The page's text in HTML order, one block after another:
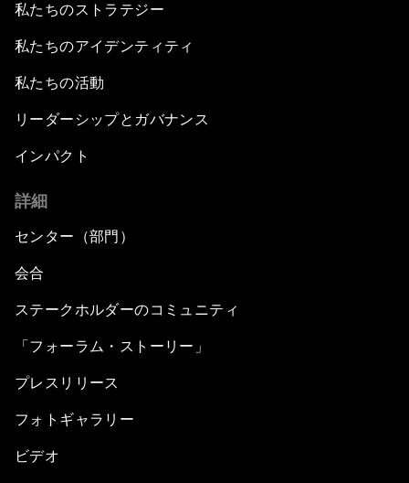
私たちのストラテジー
私たちのアイデンティティ
私たちの活動
リーダーシップとガバナンス
インパクト
詳細
センター（部門）
会合
ステークホルダーのコミュニティ
「フォーラム・ストーリー」
プレスリリース
フォトギャラリー
ビデオ